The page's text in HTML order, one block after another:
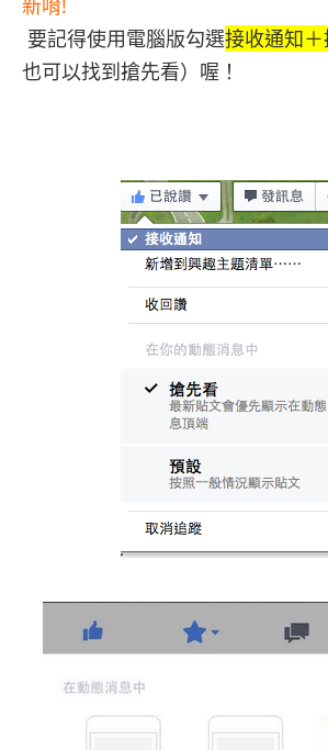
新唷!
要記得使用電腦版勾選接收通知
也可以找到搶先看）喔！